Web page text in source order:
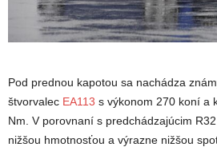
Pod prednou kapotou sa nachádza
štvorvalec EA113 s výkonom 270 koní a
Nm. V porovnaní s predchádzajúcim
nižšou hmotnosťou a výrazne nižšou